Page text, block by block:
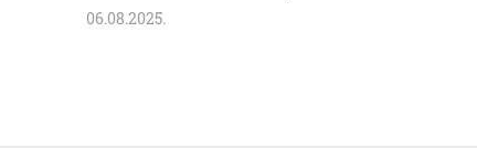
06.08.2025.